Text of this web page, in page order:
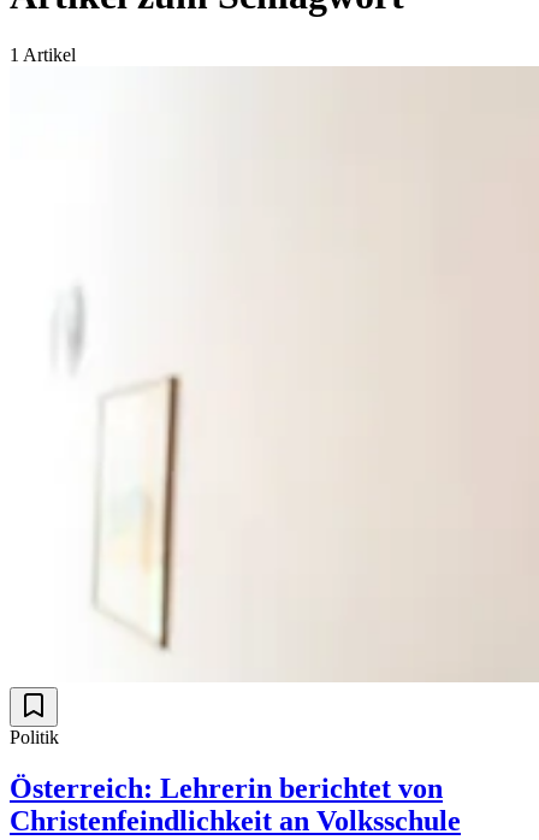
1 Artikel
Politik
Österreich: Lehrerin berichtet von
Christenfeindlichkeit an Volksschule